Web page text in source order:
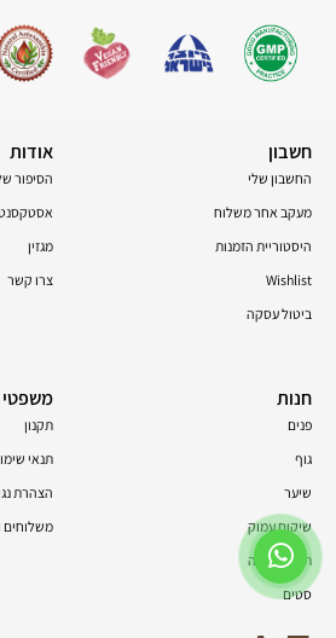
חשבון
החשבון שלי
מעקב אחר משלוח
היסטוריית הזמנות
Wishlist
ביטול עסקה
אודות
הסיפור
מגזין
צרו קשר
חנות
פנים
גוף
שיער
שיקום עמוק
תוספי תזונה
סטים
משפטי
תקנון
תנאי
הצהרת
משלוחים